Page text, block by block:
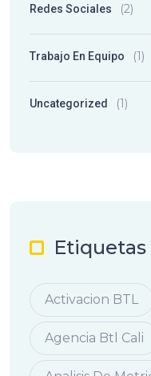
Redes Sociales (2)
Trabajo En Equipo (1)
Uncategorized (1)
Etiquetas
Activacion BTL
Agencia Btl Cali